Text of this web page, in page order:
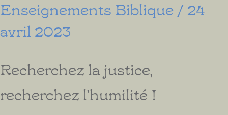
Enseignements Biblique /24
avril 2023
Recherchez la justice,
recherchez l’humilité !